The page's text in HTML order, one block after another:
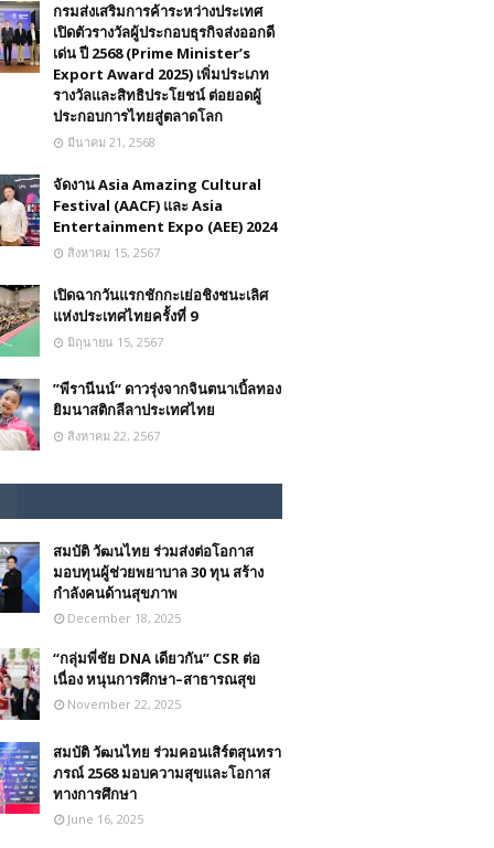
กรมส่งเสริมการค้าระหว่างประเทศ
เปิดตัวรางวัลผู้ประกอบธุรกิจส่งออกดี
เด่น ปี 2568 (Prime Minister’s
Export Award 2025) เพิ่มประเภท
รางวัลและสิทธิประโยชน์ ต่อยอดผู้
ประกอบการไทยสู่ตลาดโลก
มีนาคม 21, 2568
จัดงาน Asia Amazing Cultural
Festival (AACF) และ Asia
Entertainment Expo (AEE) 2024
สิงหาคม 15, 2567
เปิดฉากวันแรกชักกะเย่อชิงชนะเลิศ
แห่งประเทศไทยครั้งที่ 9
มิถุนายน 15, 2567
”พีรานีนน์“​ ดาวรุ่งจากจินตนาเบิ้ลทอง
ยิมนาสติกลีลาประเทศไทย
สิงหาคม 22, 2567
สมบัติ วัฒนไทย ร่วมส่งต่อโอกาส
มอบทุนผู้ช่วยพยาบาล 30 ทุน สร้าง
กำลังคนด้านสุขภาพ
December 18, 2025
“กลุ่มพี่ชัย DNA เดียวกัน” CSR ต่อ
เนื่อง หนุนการศึกษา–สาธารณสุข
November 22, 2025
สมบัติ วัฒนไทย ร่วมคอนเสิร์ตสุนทรา
ภรณ์ 2568 มอบความสุขและโอกาส
ทางการศึกษา
June 16, 2025